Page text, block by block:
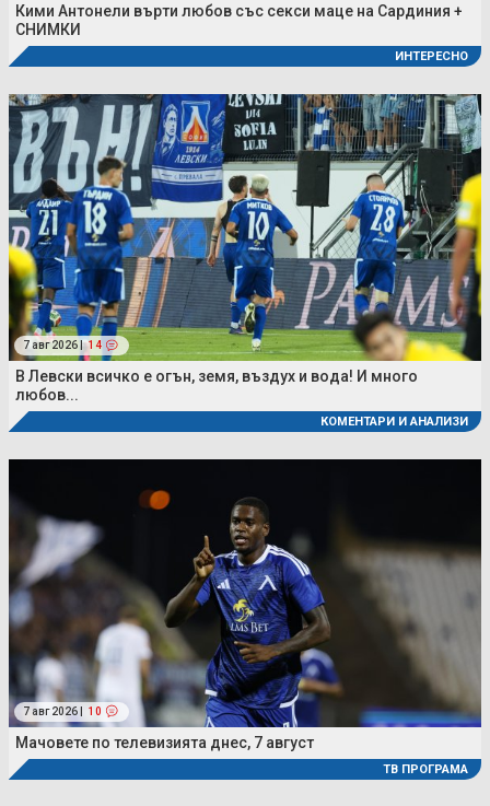
Кими Антонели върти любов със секси маце на Сардиния +
СНИМКИ
ИНТЕРЕСНО
7 авг 2026 | 14
В Левски всичко е огън, земя, въздух и вода! И много
любов...
КОМЕНТАРИ И АНАЛИЗИ
7 авг 2026 | 10
Мачовете по телевизията днес, 7 август
ТВ ПРОГРАМА